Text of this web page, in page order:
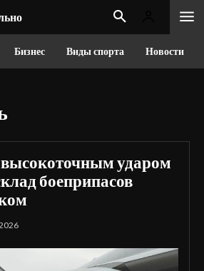
Бизнес Виды спорта Новости
ударом
боеприпасов